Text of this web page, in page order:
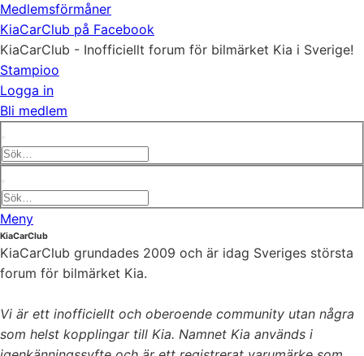
Medlemsförmåner
KiaCarClub på Facebook
KiaCarClub - Inofficiellt forum för bilmärket Kia i Sverige!
Stampioo
Logga in
Bli medlem
Meny
KiaCarClub
KiaCarClub grundades 2009 och är idag Sveriges största
forum för bilmärket Kia.
Vi är ett inofficiellt och oberoende community utan några
som helst kopplingar till Kia. Namnet Kia används i